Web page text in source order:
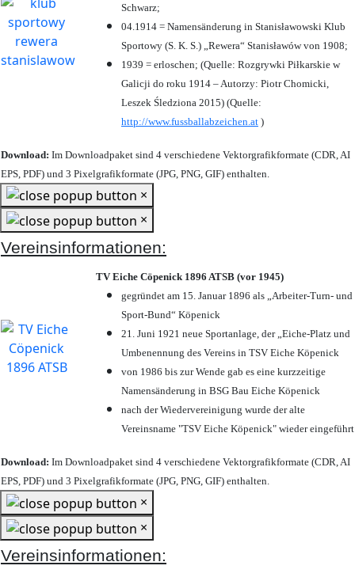
Schwarz;
04.1914 = Namensänderung in Stanisławowski Klub
Sportowy (S. K. S.) „Rewera“ Stanisławów von 1908;
1939 = erloschen; (Quelle: Rozgrywki Piłkarskie w
Galicji do roku 1914 – Autorzy: Piotr Chomicki,
Leszek Śledziona 2015) (Quelle:
http://www.fussballabzeichen.at )
Download: Im Downloadpaket sind 4 verschiedene Vektorgrafikformate (CDR, AI
EPS, PDF) und 3 Pixelgrafikformate (JPG, PNG, GIF) enthalten.
×
×
Vereinsinformationen:
TV Eiche Cöpenick 1896 ATSB (vor 1945)
gegründet am 15. Januar 1896 als „Arbeiter-Turn- und
Sport-Bund“ Köpenick
21. Juni 1921 neue Sportanlage, der „Eiche-Platz und
Umbenennung des Vereins in TSV Eiche Köpenick
von 1986 bis zur Wende gab es eine kurzzeitige
Namensänderung in BSG Bau Eiche Köpenick
nach der Wiedervereinigung wurde der alte
Vereinsname "TSV Eiche Köpenick" wieder eingeführt
Download: Im Downloadpaket sind 4 verschiedene Vektorgrafikformate (CDR, AI
EPS, PDF) und 3 Pixelgrafikformate (JPG, PNG, GIF) enthalten.
×
×
Vereinsinformationen: